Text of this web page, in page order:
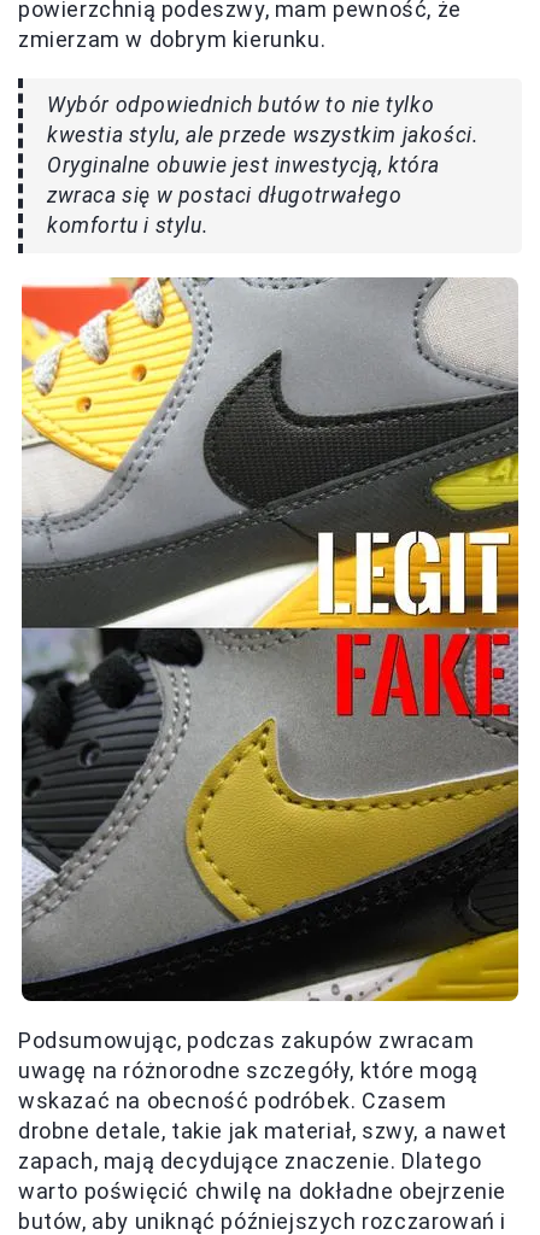
powierzchnią podeszwy, mam pewność, że
zmierzam w dobrym kierunku.
Wybór odpowiednich butów to nie tylko
kwestia stylu, ale przede wszystkim jakości.
Oryginalne obuwie jest inwestycją, która
zwraca się w postaci długotrwałego
komfortu i stylu.
Podsumowując, podczas zakupów zwracam
uwagę na różnorodne szczegóły, które mogą
wskazać na obecność podróbek. Czasem
drobne detale, takie jak materiał, szwy, a nawet
zapach, mają decydujące znaczenie. Dlatego
warto poświęcić chwilę na dokładne obejrzenie
butów, aby uniknąć późniejszych rozczarowań i